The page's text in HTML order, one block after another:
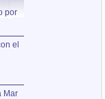
por
el
Mar